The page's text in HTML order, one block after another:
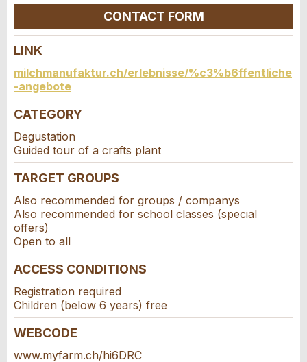
Message:
* Mandatory field
For reasons of quality assurance a copy of this email
was sent to guidle.
CLOSE
CONTACT FORM
Contact
Write a message for all people to contact for
this ad.
Adresse
LINK
milchmanufaktur.ch/erlebnisse/%c3%b6ffentliche
-angebote
CATEGORY
Degustation
Guided tour of a crafts plant
TARGET GROUPS
Also recommended for groups / companys
Also recommended for school classes (special
offers)
Open to all
ACCESS CONDITIONS
Registration required
Children (below 6 years) free
WEBCODE
www.myfarm.ch/hi6DRC